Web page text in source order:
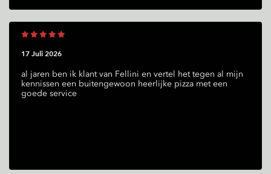
17 Juli 2026
al jaren ben ik klant van Fellini en vertel het tegen al mijn
kennissen een buitengewoon heerlijke pizza met een
goede service